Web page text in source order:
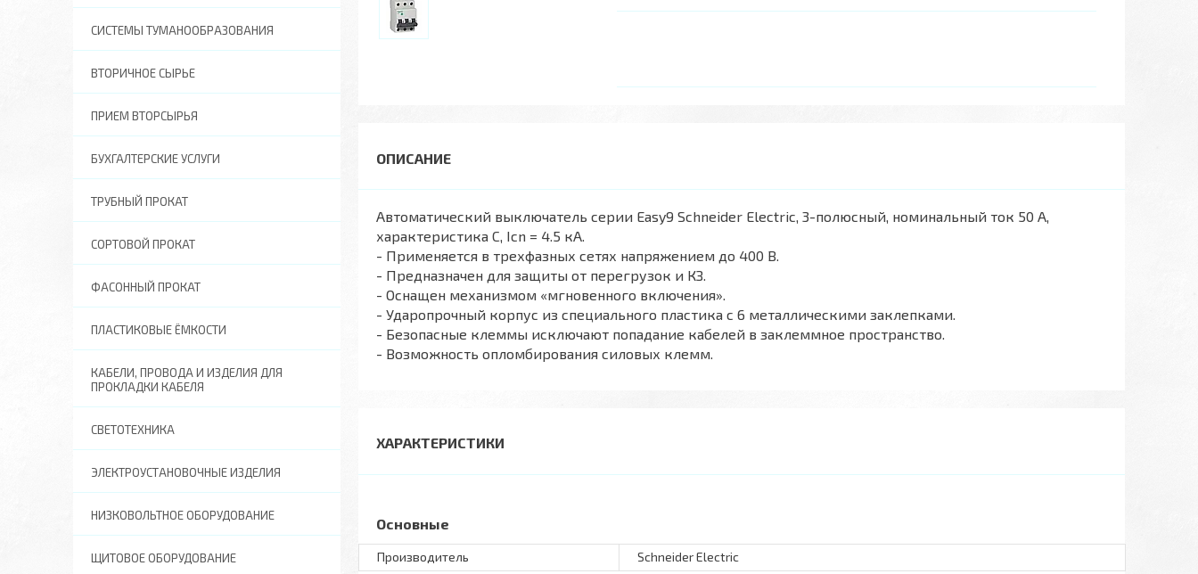
Автоматический выключатель серии Easy9 Schneider Electric, 3-полюсный, номинальный ток 50 А,
характеристика С, Icn = 4.5 кА.
- Применяется в трехфазных сетях напряжением до 400 В.
- Предназначен для защиты от перегрузок и КЗ.
- Оснащен механизмом «мгновенного включения».
- Ударопрочный корпус из специального пластика с 6 металлическими заклепками.
- Безопасные клеммы исключают попадание кабелей в заклеммное пространство.
- Возможность опломбирования силовых клемм.
ХАРАКТЕРИСТИКИ
Основные
Производитель Schneider Electric
СИСТЕМЫ ТУМАНООБРАЗОВАНИЯ
ВТОРИЧНОЕ СЫРЬЕ
ПРИЕМ ВТОРСЫРЬЯ
БУХГАЛТЕРСКИЕ УСЛУГИ
ТРУБНЫЙ ПРОКАТ
СОРТОВОЙ ПРОКАТ
ФАСОННЫЙ ПРОКАТ
ПЛАСТИКОВЫЕ ЁМКОСТИ
КАБЕЛИ, ПРОВОДА И ИЗДЕЛИЯ ДЛЯ
ПРОКЛАДКИ КАБЕЛЯ
СВЕТОТЕХНИКА
ЭЛЕКТРОУСТАНОВОЧНЫЕ ИЗДЕЛИЯ
НИЗКОВОЛЬТНОЕ ОБОРУДОВАНИЕ
ЩИТОВОЕ ОБОРУДОВАНИЕ